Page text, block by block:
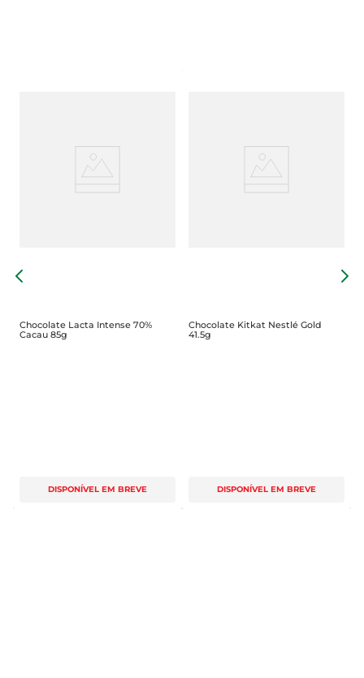
Chocolate Lacta Intense 70%
Cacau 85g
DISPONÍVEL EM BREVE
Chocolate Kitkat Nestlé Gold
41.5g
DISPONÍVEL EM BREVE